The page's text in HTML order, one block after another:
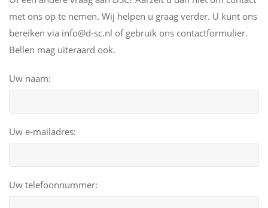
met ons op te nemen. Wij helpen u graag verder. U kunt ons
bereiken via info@d-sc.nl of gebruik ons contactformulier.
Bellen mag uiteraard ook.
Uw naam:
Uw e-mailadres:
Uw telefoonnummer: